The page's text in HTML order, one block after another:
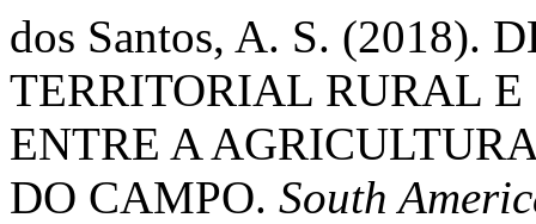
dos Santos, A. S. (2018).
TERRITORIAL RURAL
ENTRE A
DO CAMPO. South